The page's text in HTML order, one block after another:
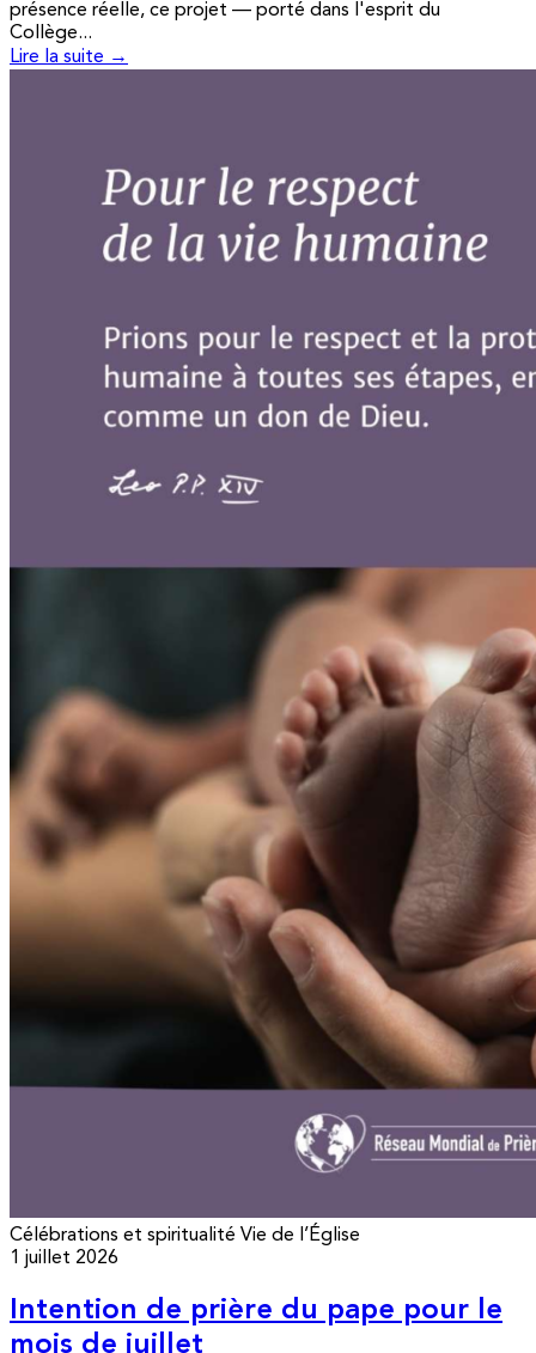
présence réelle, ce projet — porté dans l'esprit du
Collège...
Lire la suite →
Célébrations et spiritualité Vie de l’Église
1 juillet 2026
Intention de prière du pape pour le
mois de juillet